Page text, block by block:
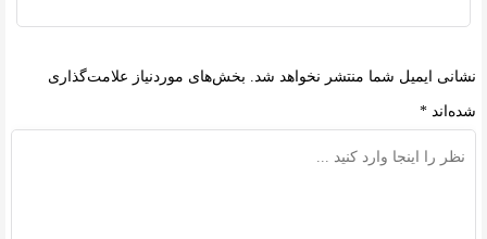
نشانی ایمیل شما منتشر نخواهد شد. بخش‌های موردنیاز علامت‌گذاری
شده‌اند *